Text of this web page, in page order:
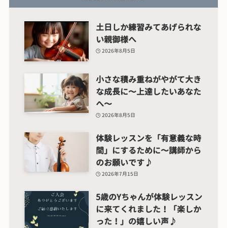
土日しか練習みてあげられな
い親御様へ
2026年8月5日
小さな積み重ねがやがて大き
な成長に〜上達したいあなた
へ〜
2026年8月5日
体験レッスンを「有意義な時
間」にするために〜講師から
のお願いです♪
2026年7月15日
5歳のYちゃんが体験レッスン
に来てくれました！「楽しか
った！」の嬉しい声♪